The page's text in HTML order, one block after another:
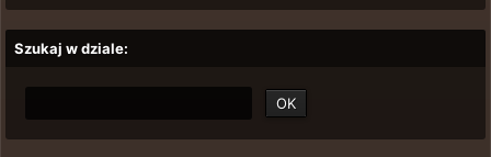
Szukaj w dziale: